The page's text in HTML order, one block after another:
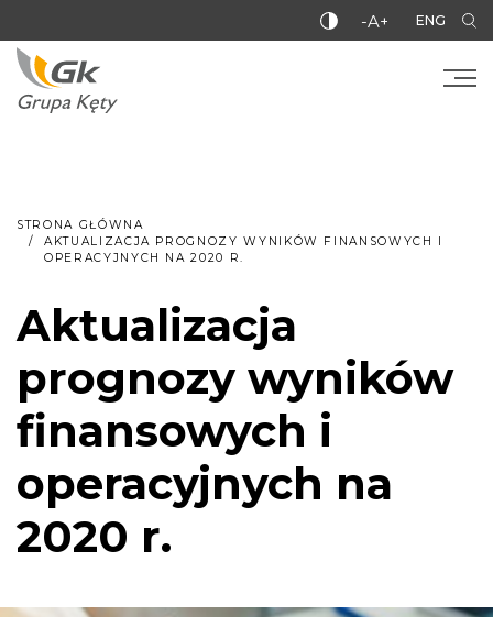
-A+ ENG
STRONA GŁÓWNA
AKTUALIZACJA PROGNOZY WYNIKÓW FINANSOWYCH I
OPERACYJNYCH NA 2020 R.
Aktualizacja
prognozy wyników
finansowych i
operacyjnych na
2020 r.